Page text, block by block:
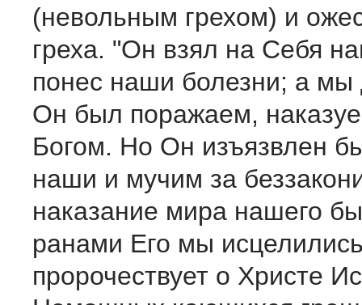
(невольным грехом) и
греха. "Он взял на Себя
понес наши болезни; а мы
Он был поражаем,
Богом. Но Он изъязвлен
наши и мучим за
наказание мира нашего
ранами Его мы
пророчествует о Христе